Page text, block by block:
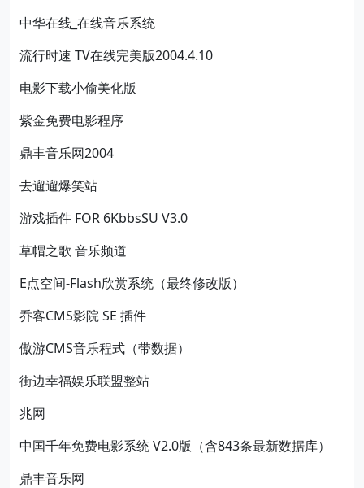
中华在线_在线音乐系统
流行时速 TV在线完美版2004.4.10
电影下载小偷美化版
紫金免费电影程序
鼎丰音乐网2004
去遛遛爆笑站
游戏插件 FOR 6KbbsSU V3.0
草帽之歌 音乐频道
E点空间-Flash欣赏系统（最终修改版）
乔客CMS影院 SE 插件
傲游CMS音乐程式（带数据）
街边幸福娱乐联盟整站
兆网
中国千年免费电影系统 V2.0版（含843条最新数据库）
鼎丰音乐网